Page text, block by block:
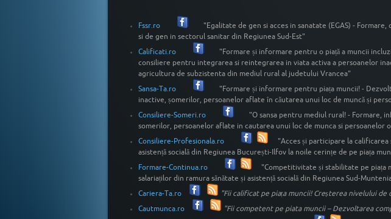
Fssr.ro
"Egalitate de gen si acces in sanatate (EGAS) -
si de gen in sectorul sanitar din Regiunea Sud-Est"
Calificati.ro
"Formare și informare pentru o piață a muncii
consiliere pentru integrarea si reintegrarea in viata activa a persoanelor
agricultura de subzistenta din mediul rural al judetului Vrancea"
Sansa-Ta.ro
"Formare și informare pentru piața muncii! -
inactive, șomerilor, persoanelor aflate în căutarea unui loc de muncă și
Consiliere-Someri.ro
"O sansa pentru mediul rural! - Formare,
somerilor, persoanelor aflate in cautarea unui loc de munca si
Consiliere-Profesionala.ro
"Acces și participare la calificarea
asistență socială din Regiunea București-Ilfov la noile cerințe de pe piața
Formare-Continua.ro
"Competitivitate și stabilitate pe piața
salariaților din ramura sănătate și asistență socială din Regiunea Sud-
Cariera-Ta.ro "Fii calificat pe piața muncii! Creșterea nivelului de
Cautmunca.ro "Fii competent pe piata muncii – Dezvoltarea